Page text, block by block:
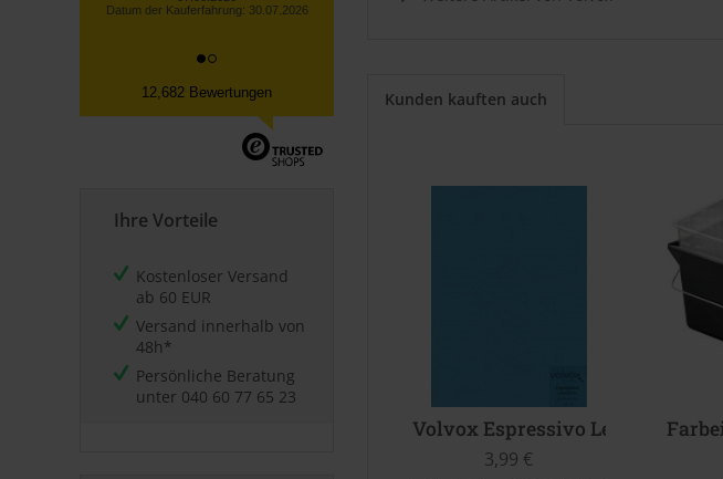
12,682 Bewertungen
Ihre Vorteile
Kostenloser Versand
ab 60 EUR
Versand innerhalb von
48h*
Persönliche Beratung
unter 040 60 77 65 23
Kunden kauften auch
Volvox Espressivo Lehmfarbe
3,99 €